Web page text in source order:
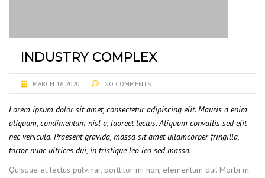
INDUSTRY COMPLEX
MARCH 16, 2020 NO COMMENTS
Lorem ipsum dolor sit amet, consectetur adipiscing elit. Mauris a enim
aliquam, condimentum nisl a, laoreet lectus. Aliquam convallis sed elit
nec vehicula. Praesent gravida, massa sit amet ullamcorper fringilla,
tortor nunc ultrices dui, in tristique leo leo sed massa.
Quisque et lectus pulvinar, porttitor mi non, elementum dui. Morbi mi